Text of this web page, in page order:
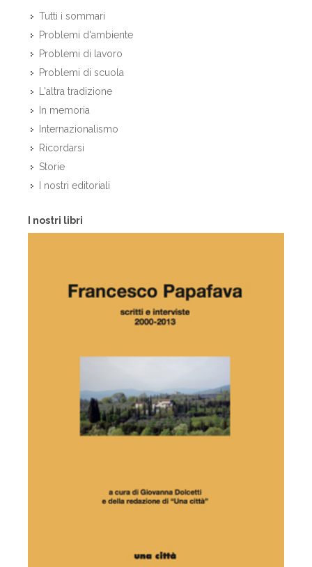
Tutti i sommari
Problemi d'ambiente
Problemi di lavoro
Problemi di scuola
L'altra tradizione
In memoria
Internazionalismo
Ricordarsi
Storie
I nostri editoriali
I nostri libri